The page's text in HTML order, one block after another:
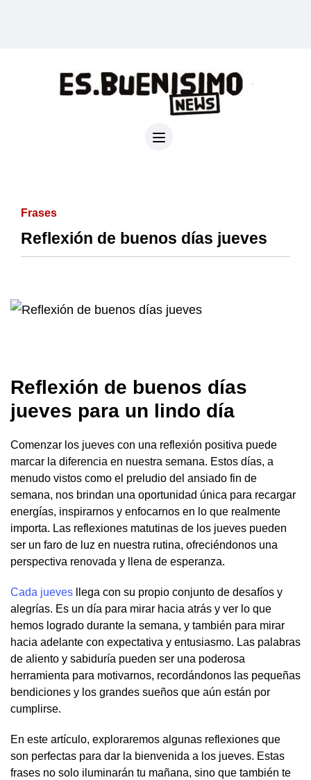
Frases
Reflexión de buenos días jueves
Reflexión de buenos días
jueves para un lindo día
Comenzar los jueves con una reflexión positiva puede
marcar la diferencia en nuestra semana. Estos días, a
menudo vistos como el preludio del ansiado fin de
semana, nos brindan una oportunidad única para recargar
energías, inspirarnos y enfocarnos en lo que realmente
importa. Las reflexiones matutinas de los jueves pueden
ser un faro de luz en nuestra rutina, ofreciéndonos una
perspectiva renovada y llena de esperanza.
Cada jueves llega con su propio conjunto de desafíos y
alegrías. Es un día para mirar hacia atrás y ver lo que
hemos logrado durante la semana, y también para mirar
hacia adelante con expectativa y entusiasmo. Las palabras
de aliento y sabiduría pueden ser una poderosa
herramienta para motivarnos, recordándonos las pequeñas
bendiciones y los grandes sueños que aún están por
cumplirse.
En este artículo, exploraremos algunas reflexiones que
son perfectas para dar la bienvenida a los jueves. Estas
frases no solo iluminarán tu mañana, sino que también te